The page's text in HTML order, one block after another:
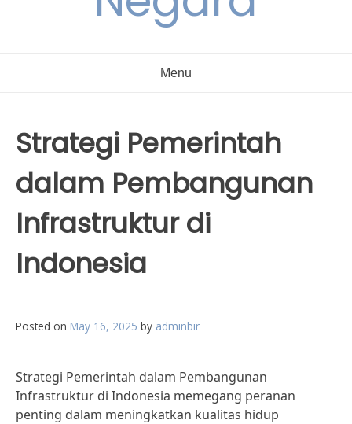
Menu
Strategi Pemerintah
dalam Pembangunan
Infrastruktur di
Indonesia
Posted on May 16, 2025 by adminbir
Strategi Pemerintah dalam Pembangunan
Infrastruktur di Indonesia memegang peranan
penting dalam meningkatkan kualitas hidup